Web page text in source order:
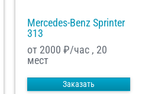
Mercedes-Benz Sprinter
313
от 2000 ₽/час , 20
мест
Заказать